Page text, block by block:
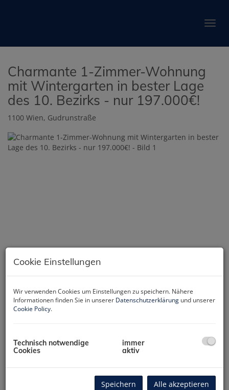
Charmante 1-Zimmer-Wohnung
mit Wintergarten in bester Lage
des 10. Bezirks - nur 197.000€!
1100 Wien, Gudrunstraße
Cookie Einstellungen
Wir verwenden Cookies um Einstellungen zu speichern. Nähere
Informationen finden Sie in unserer Datenschutzerklärung und unserer
Cookie Policy.
Technisch notwendige
Cookies
immer
aktiv
Speichern Alle akzeptieren